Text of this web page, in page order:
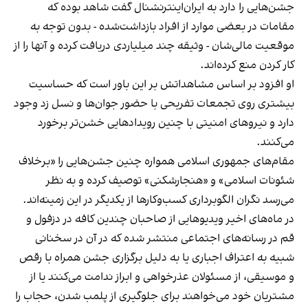
جشن‌هایی را دارد به ایران‌اینترنشنال گفت شاهد بوده که
مقامات در بعضی موارد از افراد بازداشت‌‌شده - بدون توجه به
موقعیت مالی‌شان - وثیقه چند میلیاردی دریافت کرده و آنها را از
کار کردن منع کرده‌اند.
او افزود بر اساس مشاهداتش بر این باور است که حساسیت
بیشتری روی تجمعات تفریحی با حضور جوان‌ها و نسل زد وجود
دارد و نیروهای امنیتی با چنین رویدادهایی خشن‌تر برخورد
می‌کنند.
مقام‌های جمهوری اسلامی همواره چنین جشن‌هایی را «برخلاف
شئونات اسلامی» و «هنجارشکنی» توصیف کرده و به نظر
می‌رسد نگران الگوبرداری کسب‌وکارها از یکدیگر در این زمینه‌اند.
در ماه‌های اخیر ویدیوهایی از صاحبان چندین کافه در دزفول و
قم در رسانه‌های اجتماعی منتشر شده که در آن در سخنانی
شبیه به اعتراف اجباری یا به دلیل برگزاری جشن همراه با رقص
و موسیقی، از مسئولان عذرخواهی و ابراز ندامت می‌کنند یا از
مشتریان خود می‌خواهند برای جلوگیری از پلمب شدن، حجاب را